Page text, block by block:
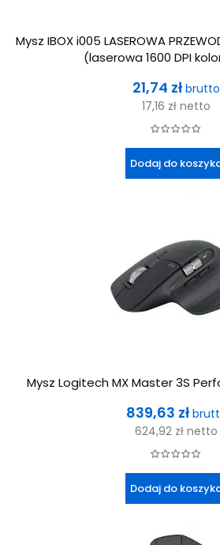
Mysz IBOX i005 LASEROWA
(laserowa 1600 DPI
Cena
21,74 zł brutto
17,16 zł netto
Dodaj do
Mysz Logitech MX Master 3S
Cena
839,63 zł
624,92 zł netto
Dodaj do